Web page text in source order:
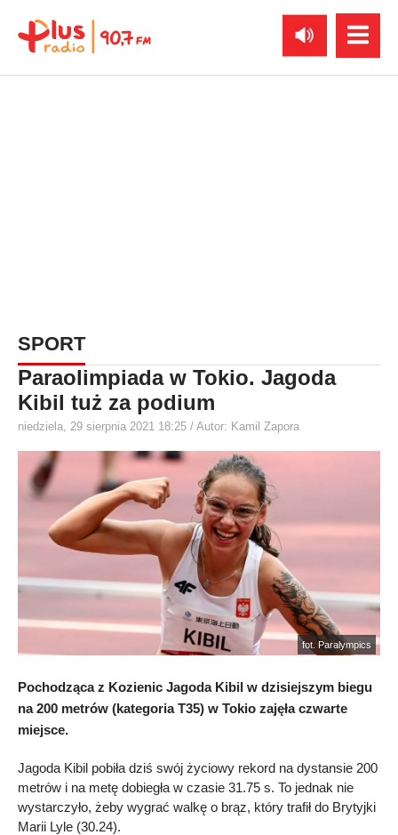
SPORT
Paraolimpiada w Tokio. Jagoda
Kibil tuż za podium
niedziela, 29 sierpnia 2021 18:25 / Autor: Kamil Zapora
fot. Paralympics
Pochodząca z Kozienic Jagoda Kibil w dzisiejszym biegu
na 200 metrów (kategoria T35) w Tokio zajęła czwarte
miejsce.
Jagoda Kibil pobiła dziś swój życiowy rekord na dystansie 200
metrów i na metę dobiegła w czasie 31.75 s. To jednak nie
wystarczyło, żeby wygrać walkę o brąz, który trafił do Brytyjki
Marii Lyle (30.24).